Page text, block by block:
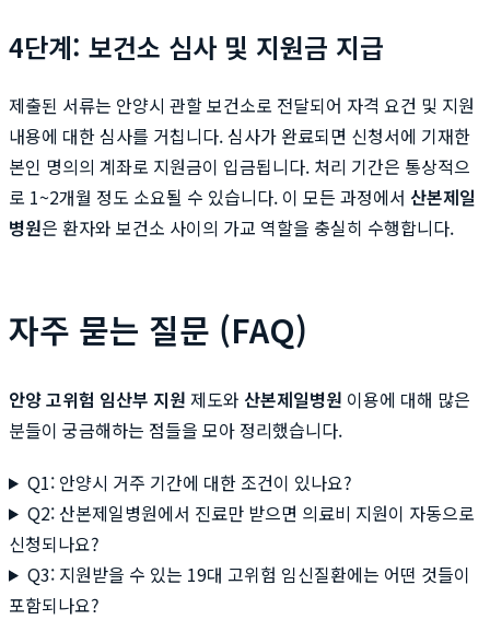
4단계: 보건소 심사 및 지원금 지급
제출된 서류는 안양시 관할 보건소로 전달되어 자격 요건 및 지원
내용에 대한 심사를 거칩니다. 심사가 완료되면 신청서에 기재한
본인 명의의 계좌로 지원금이 입금됩니다. 처리 기간은 통상적으
로 1~2개월 정도 소요될 수 있습니다. 이 모든 과정에서 산본제일
병원은 환자와 보건소 사이의 가교 역할을 충실히 수행합니다.
자주 묻는 질문 (FAQ)
안양 고위험 임산부 지원 제도와 산본제일병원 이용에 대해 많은
분들이 궁금해하는 점들을 모아 정리했습니다.
Q1: 안양시 거주 기간에 대한 조건이 있나요?
Q2: 산본제일병원에서 진료만 받으면 의료비 지원이 자동으로
신청되나요?
Q3: 지원받을 수 있는 19대 고위험 임신질환에는 어떤 것들이
포함되나요?